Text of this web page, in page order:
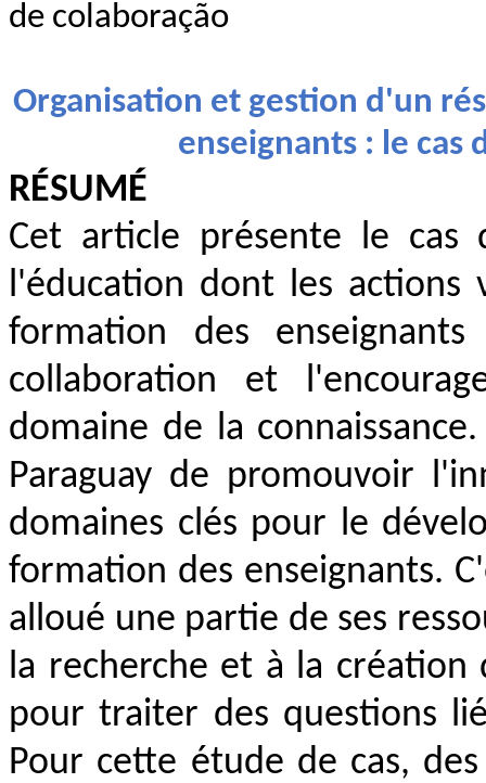
de colaboração
Organisation et gestion d'un
enseignants : le cas
RÉSUMÉ
Cet article présente le cas
l'éducation dont les actions
formation des
collaboration et
domaine de la
Paraguay de promouvoir
domaines clés pour le
formation des enseignants.
alloué une partie de ses
la recherche et à la création
pour traiter des questions
Pour cette étude de cas,